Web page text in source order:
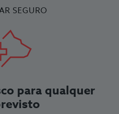
SEGURO
para qualquer